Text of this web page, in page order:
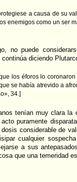
a causa de su
enemigos como un ser
no puede
diciendo
los éforos lo
se había atrevido a
34.]
tenían muy clara la
puramente
considerable de
cualquier
a sus
que una temeridad